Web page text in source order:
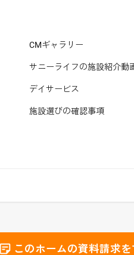
このホームの資料請求を
CMギャラリー
サニーライフの施設紹介動
デイサービス
施設選びの確認事項